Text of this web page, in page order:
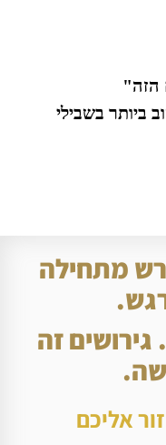
הזה"
ביותר בשבילי
מתחילה
זה
אליכם